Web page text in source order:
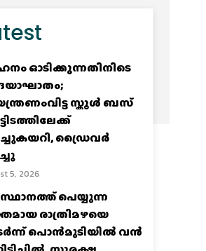
ഓടിക്കുന്നതിനിടെ
സ്കൂൾ ബസ്
ഡ്രൈവർ
5, 2026
പെയ്യുന്ന
രാത്രിമഴയെ
പൊൻമുടിയില്‍ വൻ